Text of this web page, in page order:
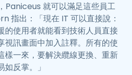
Paniceus 就可以滿足這些員工
指出：「現在 IT 可以直接說：
的使用者就能看到技術人員直接
視訊畫面中加入註釋。所有的使
樣一來，要解決纜線更換、重新
反掌。」